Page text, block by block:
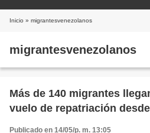
Inicio » migrantesvenezolanos
migrantesvenezolanos
Más de 140 migrantes
vuelo de repatriación
Publicado en 14/05/p. m. 13:05